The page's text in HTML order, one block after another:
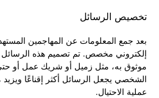
تخصيص الرسائل
بعد جمع المعلومات عن المهاجمين
إلكتروني مخصص. تم تصميم هذه
موثوق به، مثل زميل أو شريك عمل أو
الشخصي يجعل الرسائل أكثر إقناعًا
عملية الاحتيال.